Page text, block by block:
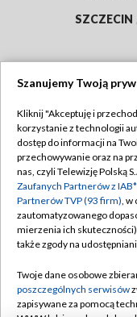
SZCZECIN
Abonament TVP
Emisja w TVP
Centrum informacji
Naziemna
Rada Programowa
System NOS
Szanujemy Twoją
Kliknij "Akceptuję i
korzystanie z technologii
dostęp do informacji na
przechowywanie oraz na
nas, czyli Telewizję Polską
Zaufanych Partnerów z
Partnerów TVP (93 firm), w
zautomatyzowanego
mierzenia ich
także zgody na
Twoje dane osobowe
poszczególnych serwisów
zapisywane za pomocą